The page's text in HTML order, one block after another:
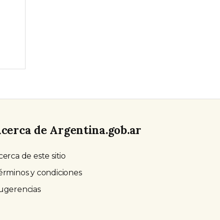
de Argentina.gob.ar
de este sitio
y condiciones